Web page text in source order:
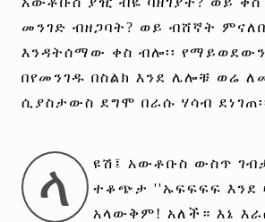
መንገድ ብዘጋባት? ወይ ብሸኛት
እንዳትሰማው ቀስ ብሎ፡፡
በየመንገዱ በስልክ እንደ ሌሎቹ ወሬ
ሲያስታውስ ደግሞ በራሱ ሃሳብ
ላ
ዩሽ፤ አውቶቡስ ውስጥ
ተቆጭታ ''ኡፍፍፍፍ እንደ
አላውቅም! አለች። እኔ